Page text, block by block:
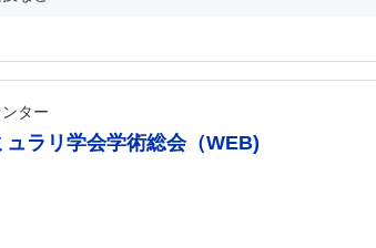
ター
ラリ学会学術総会（WEB)